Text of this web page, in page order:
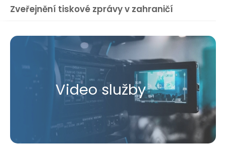
Zveřejnění tiskové zprávy v zahraničí
Video služby